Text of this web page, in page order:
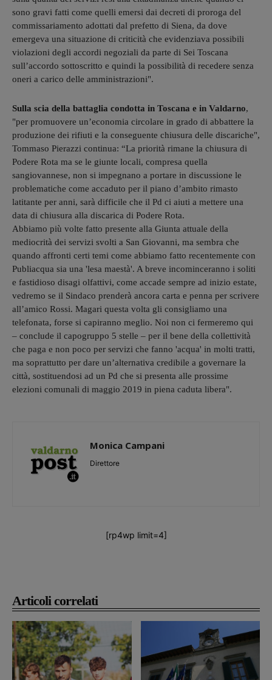
Articoli correlati
sono gravi fatti come quelli emersi dai decreti di proroga del
commissariamento adottati dal prefetto di Siena, da dove
emergeva una situazione di criticità che evidenziava possibili
violazioni degli accordi negoziali da parte di Sei Toscana
sull’accordo sottoscritto e quindi la possibilità di recedere senza
oneri a carico delle amministrazioni".
Sulla scia della battaglia condotta in Toscana e in Valdarno,
"per promuovere un’economia circolare in grado di abbattere la
produzione dei rifiuti e la conseguente chiusura delle discariche",
Tommaso Pierazzi continua: “La priorità rimane la chiusura di
Podere Rota ma se le giunte locali, compresa quella
sangiovannese, non si impegnano a portare in discussione le
problematiche come accaduto per il piano d’ambito rimasto
latitante per anni, sarà difficile che il Pd ci aiuti a mettere una
data di chiusura alla discarica di Podere Rota.
Abbiamo più volte fatto presente alla Giunta attuale della
mediocrità dei servizi svolti a San Giovanni, ma sembra che
quando affronti certi temi come abbiamo fatto recentemente con
Publiacqua sia una 'lesa maestà'. A breve incominceranno i soliti
e fastidioso disagi olfattivi, come accade sempre ad inizio estate,
vedremo se il Sindaco prenderà ancora carta e penna per scrivere
all’amico Rossi. Magari questa volta gli consigliamo una
telefonata, forse si capiranno meglio. Noi non ci fermeremo qui
– conclude il capogruppo 5 stelle – per il bene della collettività
che paga e non poco per servizi che fanno 'acqua' in molti tratti,
ma soprattutto per dare un’alternativa credibile a governare la
città, sostituendosi ad un Pd che si presenta alle prossime
elezioni comunali di maggio 2019 in piena caduta libera".
Monica Campani
Direttore
[rp4wp limit=4]